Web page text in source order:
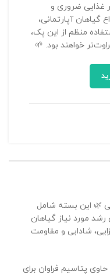
غذایی ضروری و
گیاهان آپارتمانی،
منظم از این پک،
خواهند بود. 🌱
🌿 این بسته شامل
مورد نیاز گیاهان
شادابی و مقاومت
بالا ۱۲-۱۲-۳۶ (۲۰ گرمی) حاوی پتاسیم فراوان برای